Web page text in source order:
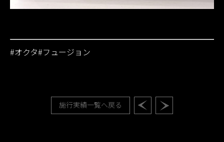
#オクタ#フュージョン
施行実績一覧へ戻る